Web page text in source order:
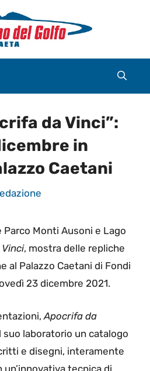
da Vinci”:
in
Caetani
Parco Monti Ausoni e Lago
, mostra delle repliche
al Palazzo Caetani di Fondi
23 dicembre 2021.
Apocrifa da
laboratorio un catalogo
e disegni, interamente
un’innovativa tecnica di